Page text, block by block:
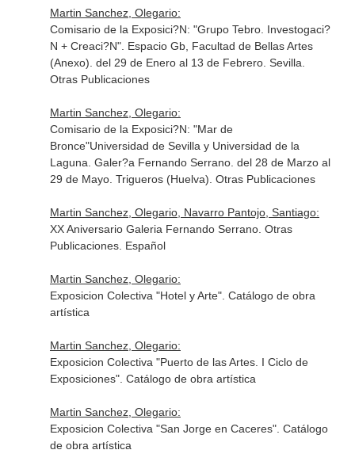
Martin Sanchez, Olegario:
Comisario de la Exposici?N: "Grupo Tebro. Investogaci?
N + Creaci?N". Espacio Gb, Facultad de Bellas Artes
(Anexo). del 29 de Enero al 13 de Febrero. Sevilla.
Otras Publicaciones
Martin Sanchez, Olegario:
Comisario de la Exposici?N: "Mar de
Bronce"Universidad de Sevilla y Universidad de la
Laguna. Galer?a Fernando Serrano. del 28 de Marzo al
29 de Mayo. Trigueros (Huelva). Otras Publicaciones
Martin Sanchez, Olegario, Navarro Pantojo, Santiago:
XX Aniversario Galeria Fernando Serrano. Otras
Publicaciones. Español
Martin Sanchez, Olegario:
Exposicion Colectiva "Hotel y Arte". Catálogo de obra
artística
Martin Sanchez, Olegario:
Exposicion Colectiva "Puerto de las Artes. I Ciclo de
Exposiciones". Catálogo de obra artística
Martin Sanchez, Olegario:
Exposicion Colectiva "San Jorge en Caceres". Catálogo
de obra artística